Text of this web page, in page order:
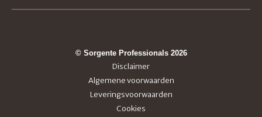
© Sorgente Professionals 2026
Disclaimer
Algemene voorwaarden
Leveringsvoorwaarden
Cookies